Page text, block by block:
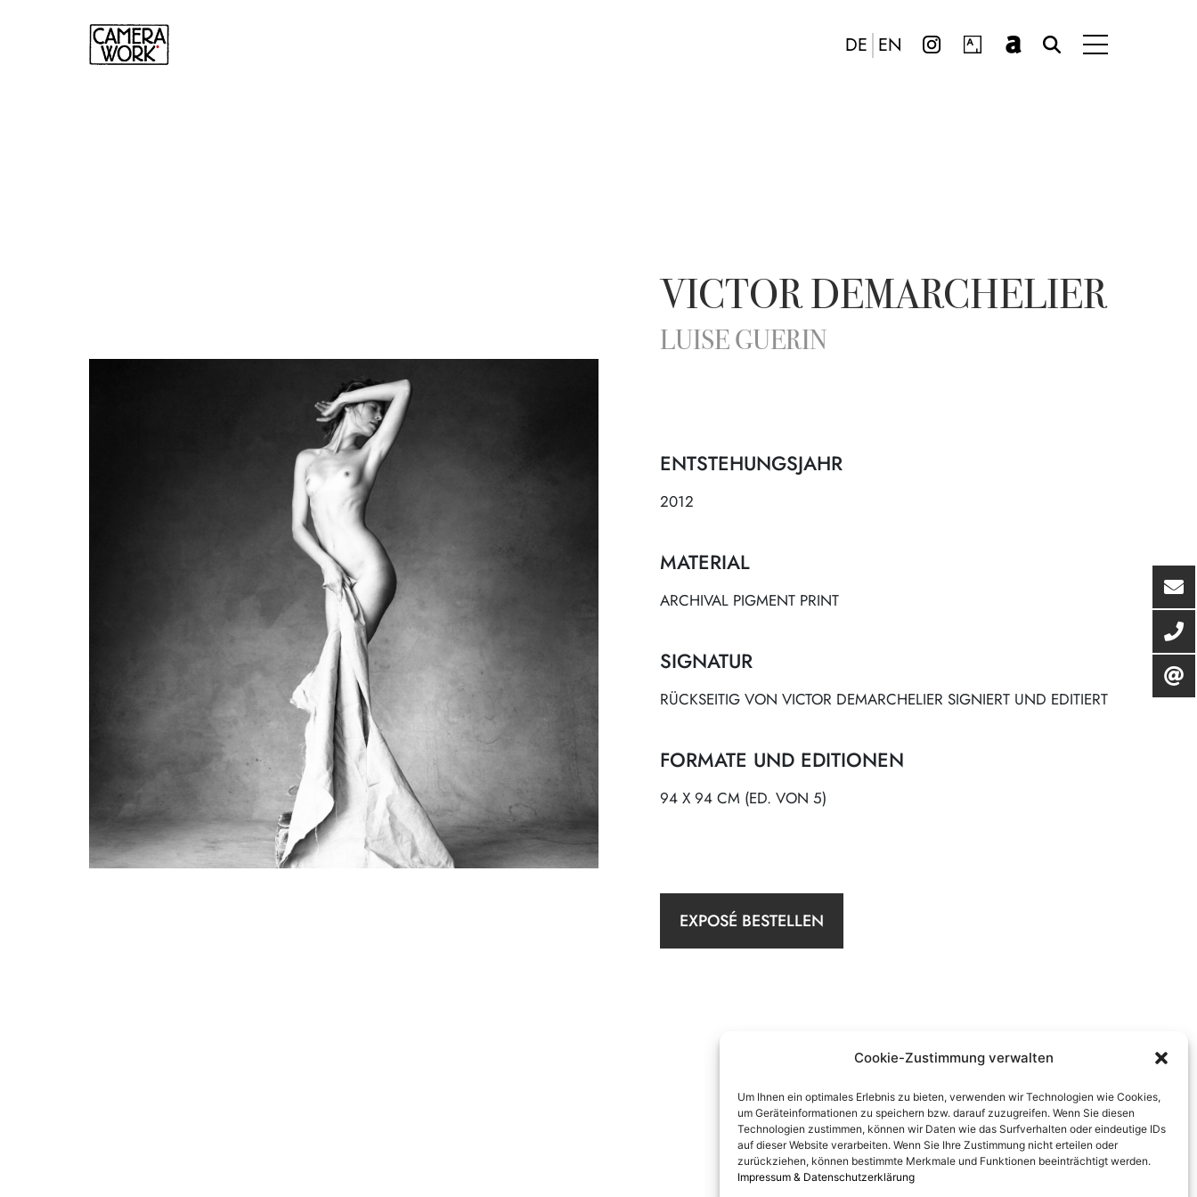
Cookie-Zustimmung verwalten
Um Ihnen ein optimales Erlebnis zu bieten, verwenden wir Technologien wie Cookies,
um Geräteinformationen zu speichern bzw. darauf zuzugreifen. Wenn Sie diesen
Technologien zustimmen, können wir Daten wie das Surfverhalten oder eindeutige IDs
auf dieser Website verarbeiten. Wenn Sie Ihre Zustimmung nicht erteilen oder
zurückziehen, können bestimmte Merkmale und Funktionen beeinträchtigt werden.
Impressum & Datenschutzerklärung
DE EN
VICTOR DEMARCHELIER
LUISE GUERIN
ENTSTEHUNGSJAHR
2012
MATERIAL
ARCHIVAL PIGMENT PRINT
SIGNATUR
RÜCKSEITIG VON VICTOR DEMARCHELIER SIGNIERT UND EDITIERT
FORMATE UND EDITIONEN
94 X 94 CM (ED. VON 5)
EXPOSÉ BESTELLEN